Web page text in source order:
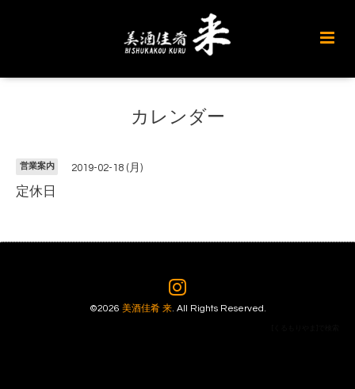
カレンダー
営業案内 2019-02-18 (月)
定休日
©2026 美酒佳肴 来. All Rights Reserved.